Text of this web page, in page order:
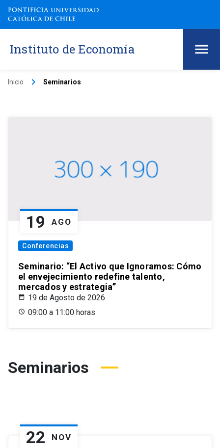
Instituto de Economía
Inicio keyboard_arrow_right Seminarios
19 AGO
Conferencias
Seminario: “El Activo que Ignoramos: Cómo
el envejecimiento redefine talento,
mercados y estrategia”
19 de Agosto de 2026
09:00 a 11:00 horas
Seminarios
22 NOV